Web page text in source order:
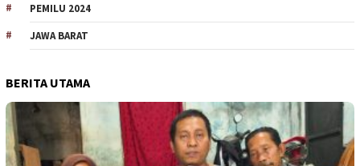
PEMILU 2024
JAWA BARAT
BERITA UTAMA